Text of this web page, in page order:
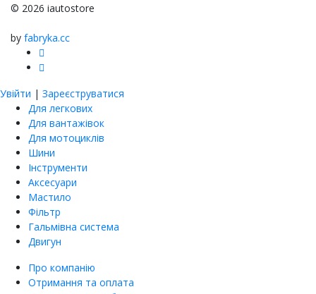
© 2026 iautostore
by fabryka.cc
Увійти | Зареєструватися
Для легкових
Для вантажівок
Для мотоциклів
Шини
Інструменти
Аксесуари
Мастило
Фільтр
Гальмівна система
Двигун
Про компанію
Отримання та оплата